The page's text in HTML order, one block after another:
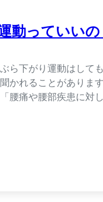
動っていいの
ら下がり運動はして
かれることがあります
腰痛や腰部疾患に対